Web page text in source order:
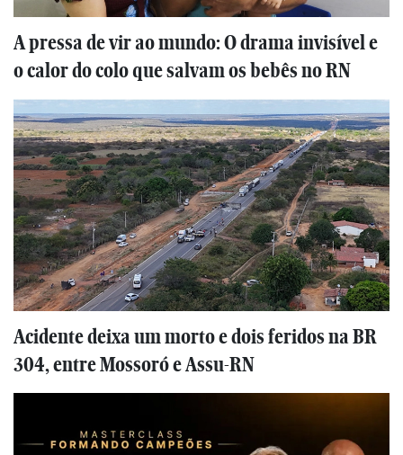
A pressa de vir ao mundo: O drama invisível e
o calor do colo que salvam os bebês no RN
Acidente deixa um morto e dois feridos na BR
304, entre Mossoró e Assu-RN